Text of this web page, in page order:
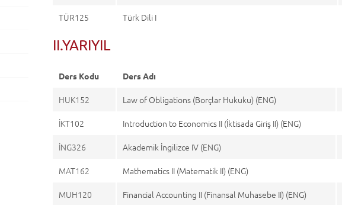
TÜR125
Türk Dili I
II.YARIYIL
Ders Kodu Ders Adı
HUK152 Law of Obligations (Borçlar Hukuku) (ENG)
İKT102
Introduction to Economics II (İktisada Giriş II) (ENG)
İNG326
Akademik İngilizce IV (ENG)
MAT162
Mathematics II (Matematik II) (ENG)
MUH120
Financial Accounting II (Finansal Muhasebe II) (ENG)